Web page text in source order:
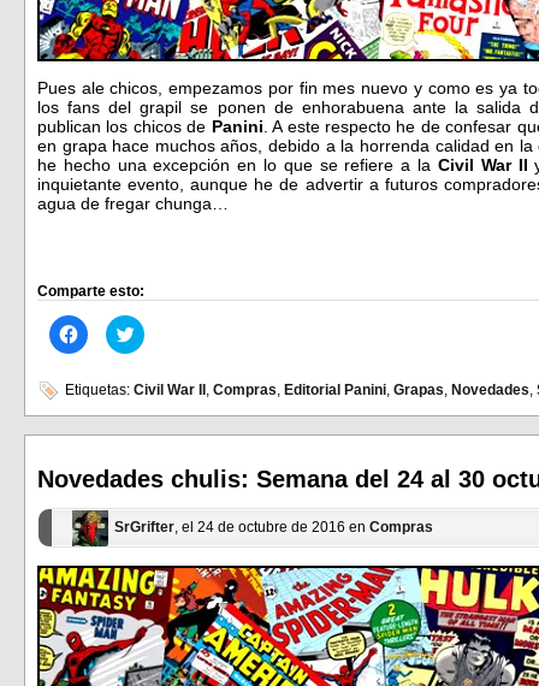
Pues ale chicos, empezamos por fin mes nuevo y como es ya
los fans del grapil se ponen de enhorabuena ante la salida
publican los chicos de Panini . A este respecto he de confesar
en grapa hace muchos años, debido a la horrenda calidad en
he hecho una excepción en lo que se refiere a la Civil War II
inquietante evento, aunque he de advertir a futuros
agua de fregar chunga…
Comparte esto:
Haz
clic
en
Facebook
(Se
abre
ventana
nueva)
Haz
clic
en
(Se
abre
ventana
nueva)
Etiquetas: Civil War II, Compras, Editorial Panini, Grapas, Novedades,
Novedades chulis: Semana del 24 al 30
SrGrifter, el 24 de octubre de 2016 en Compras